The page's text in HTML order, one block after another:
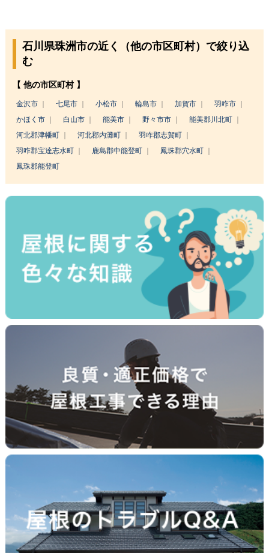
石川県珠洲市の近く（他の市区町村）で絞り込
む
【 他の市区町村 】
金沢市 七尾市 小松市 輪島市 加賀市
羽咋市
かほく市
白山市 能美市 野々市市
能美郡川北町
河北郡津幡町
河北郡内灘町
羽咋郡志賀町
羽咋郡宝達志水町
鹿島郡中能登町
鳳珠郡穴水町
鳳珠郡能登町